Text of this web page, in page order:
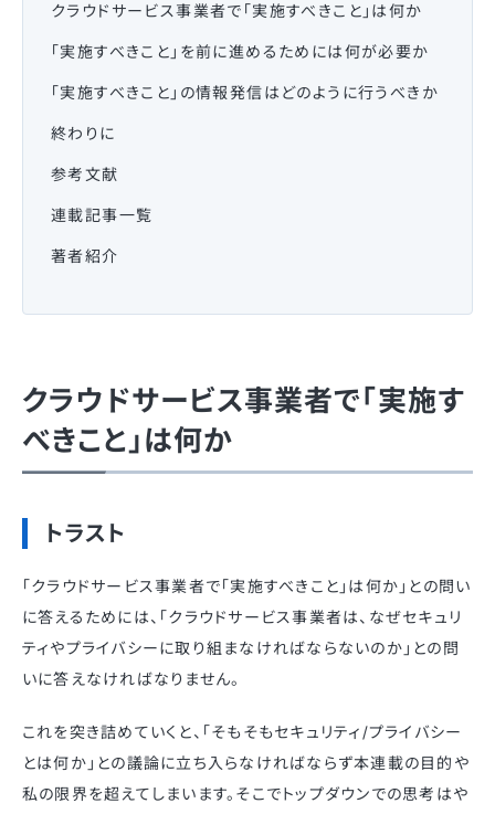
クラウドサービス事業者で「実施すべきこと」は何か
「実施すべきこと」を前に進めるためには何が必要か
「実施すべきこと」の情報発信はどのように行うべきか
終わりに
参考文献
連載記事一覧
著者紹介
クラウドサービス事業者で「実施す
べきこと」は何か
トラスト
「クラウドサービス事業者で「実施すべきこと」は何か」との問い
に答えるためには、「クラウドサービス事業者は、なぜセキュリ
ティやプライバシーに取り組まなければならないのか」との問
いに答えなければなりません。
これを突き詰めていくと、「そもそもセキュリティ/プライバシー
とは何か」との議論に立ち入らなければならず本連載の目的や
私の限界を超えてしまいます。そこでトップダウンでの思考はや